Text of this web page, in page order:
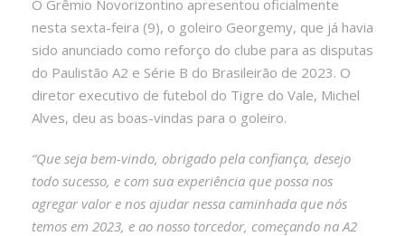
O Grêmio Novorizontino apresentou oficialmente
nesta sexta-feira (9), o goleiro Georgemy, que já havia
sido anunciado como reforço do clube para as disputas
do Paulistão A2 e Série B do Brasileirão de 2023. O
diretor executivo de futebol do Tigre do Vale, Michel
Alves, deu as boas-vindas para o goleiro.
“Que seja bem-vindo, obrigado pela confiança, desejo
todo sucesso, e com sua experiência que possa nos
agregar valor e nos ajudar nessa caminhada que nós
temos em 2023, e ao nosso torcedor, começando na A2